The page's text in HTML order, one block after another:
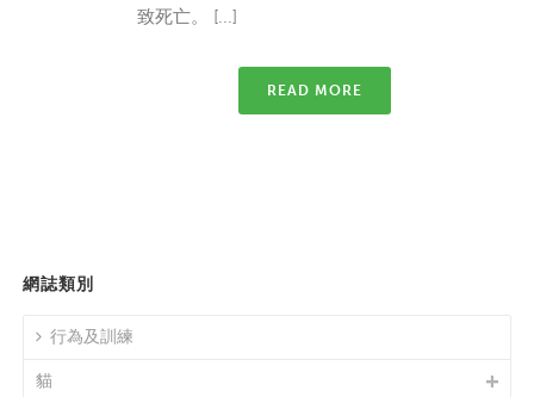
致死亡。 [...]
READ MORE
網誌類別
行為及訓練
貓